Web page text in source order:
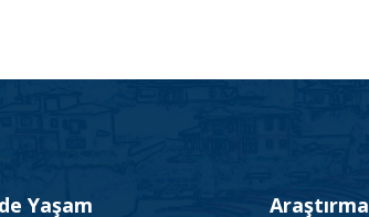
Yaşam Araştırma